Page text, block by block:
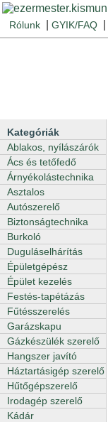
Rólunk GYIK/FAQ
Kategóriák
Ablakos, nyílászárók
Ács és tetőfedő
Árnyékolástechnika
Asztalos
Autószerelő
Biztonságtechnika
Burkoló
Duguláselhárítás
Épületgépész
Épület kezelés
Festés-tapétázás
Fűtésszerelés
Garázskapu
Gázkészülék szerelő
Hangszer javító
Háztartásigép szerelő
Hűtőgépszerelő
Irodagép szerelő
Kádár